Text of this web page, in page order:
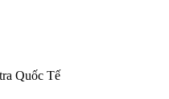
Quốc Tế